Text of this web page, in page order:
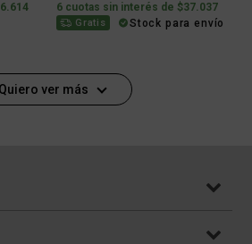
6 cuotas sin interés de $37.037
Gratis Stock para envío
Quiero ver más